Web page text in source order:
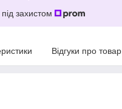
захистом
Відгуки про товар